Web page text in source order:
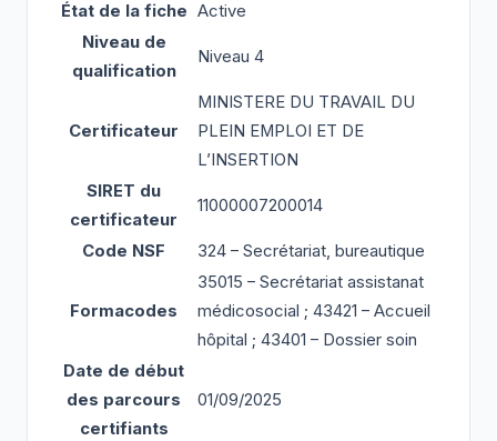
État de la fiche Active
Niveau de
qualification
Niveau 4
Certificateur
MINISTERE DU TRAVAIL DU
PLEIN EMPLOI ET DE
L’INSERTION
SIRET du
certificateur
11000007200014
Code NSF 324 – Secrétariat, bureautique
Formacodes
35015 – Secrétariat assistanat
médicosocial ; 43421 – Accueil
hôpital ; 43401 – Dossier soin
Date de début
des parcours
certifiants
01/09/2025